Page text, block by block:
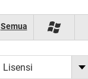
Semua
Lisensi